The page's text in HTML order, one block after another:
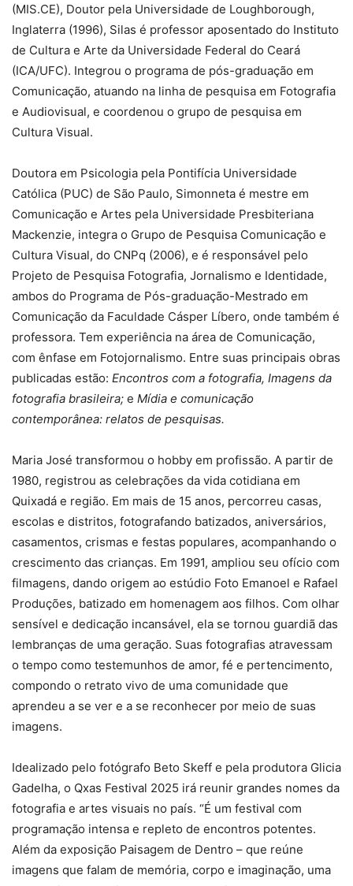
(MIS.CE), Doutor pela Universidade de Loughborough,
Inglaterra (1996), Silas é professor aposentado do Instituto
de Cultura e Arte da Universidade Federal do Ceará
(ICA/UFC). Integrou o programa de pós-graduação em
Comunicação, atuando na linha de pesquisa em Fotografia
e Audiovisual, e coordenou o grupo de pesquisa em
Cultura Visual.
Doutora em Psicologia pela Pontifícia Universidade
Católica (PUC) de São Paulo, Simonneta é mestre em
Comunicação e Artes pela Universidade Presbiteriana
Mackenzie, integra o Grupo de Pesquisa Comunicação e
Cultura Visual, do CNPq (2006), e é responsável pelo
Projeto de Pesquisa Fotografia, Jornalismo e Identidade,
ambos do Programa de Pós-graduação-Mestrado em
Comunicação da Faculdade Cásper Líbero, onde também é
professora. Tem experiência na área de Comunicação,
com ênfase em Fotojornalismo. Entre suas principais obras
publicadas estão: Encontros com a fotografia, Imagens da
fotografia brasileira; e Mídia e comunicação
contemporânea: relatos de pesquisas.
Maria José transformou o hobby em profissão. A partir de
1980, registrou as celebrações da vida cotidiana em
Quixadá e região. Em mais de 15 anos, percorreu casas,
escolas e distritos, fotografando batizados, aniversários,
casamentos, crismas e festas populares, acompanhando o
crescimento das crianças. Em 1991, ampliou seu ofício com
filmagens, dando origem ao estúdio Foto Emanoel e Rafael
Produções, batizado em homenagem aos filhos. Com olhar
sensível e dedicação incansável, ela se tornou guardiã das
lembranças de uma geração. Suas fotografias atravessam
o tempo como testemunhos de amor, fé e pertencimento,
compondo o retrato vivo de uma comunidade que
aprendeu a se ver e a se reconhecer por meio de suas
imagens.
Idealizado pelo fotógrafo Beto Skeff e pela produtora Glicia
Gadelha, o Qxas Festival 2025 irá reunir grandes nomes da
fotografia e artes visuais no país. “É um festival com
programação intensa e repleto de encontros potentes.
Além da exposição Paisagem de Dentro – que reúne
imagens que falam de memória, corpo e imaginação, uma